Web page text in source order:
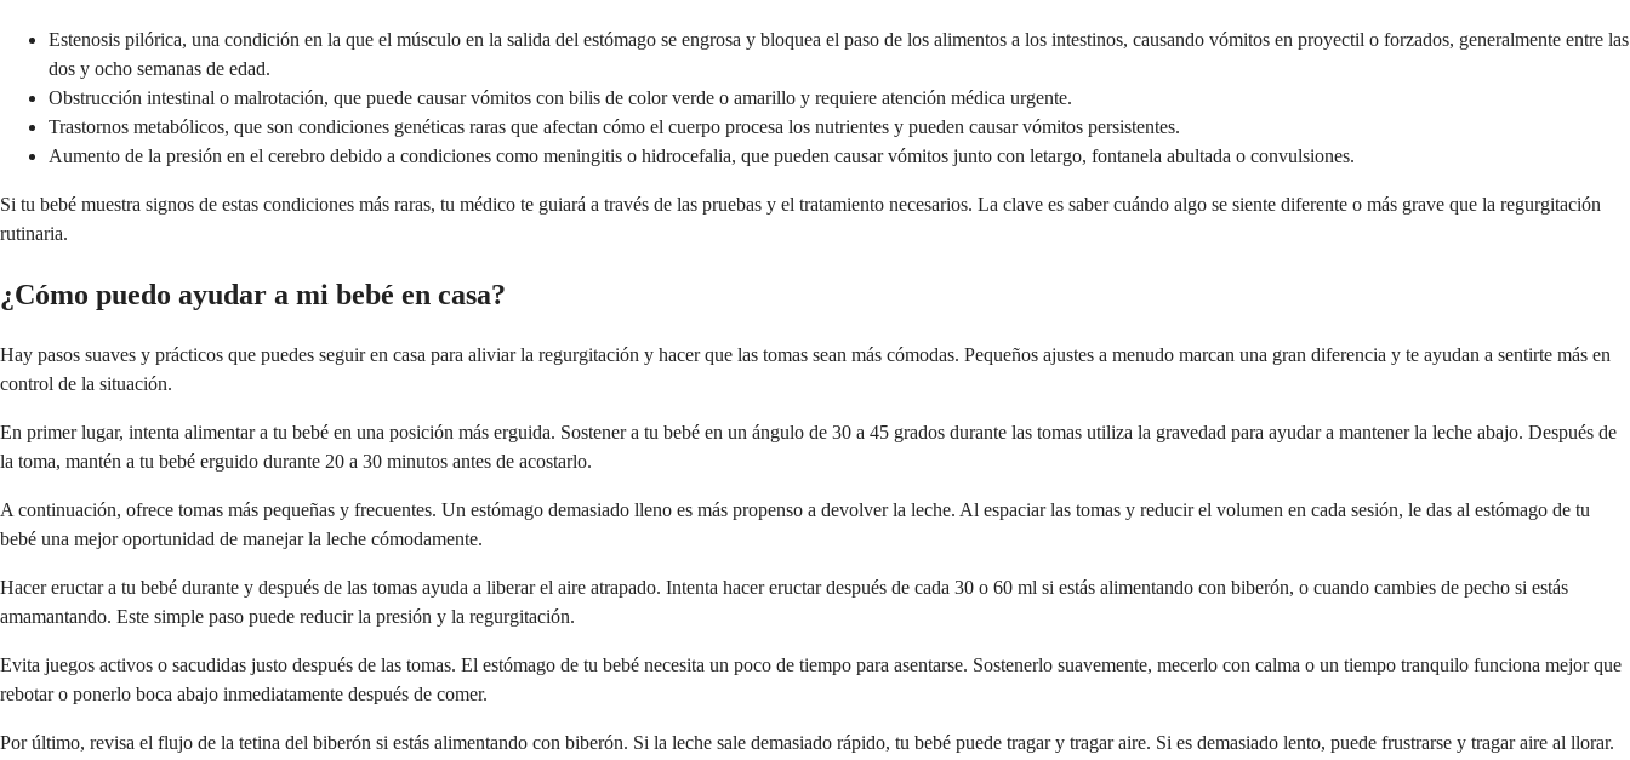
Estenosis pilórica, una condición en la que el músculo en la salida del estómago se engrosa y bloquea el paso de los alimentos a los intestinos, causando vómitos en proyectil o forzados, generalmente entre las
dos y ocho semanas de edad.
Obstrucción intestinal o malrotación, que puede causar vómitos con bilis de color verde o amarillo y requiere atención médica urgente.
Trastornos metabólicos, que son condiciones genéticas raras que afectan cómo el cuerpo procesa los nutrientes y pueden causar vómitos persistentes.
Aumento de la presión en el cerebro debido a condiciones como meningitis o hidrocefalia, que pueden causar vómitos junto con letargo, fontanela abultada o convulsiones.
Si tu bebé muestra signos de estas condiciones más raras, tu médico te guiará a través de las pruebas y el tratamiento necesarios. La clave es saber cuándo algo se siente diferente o más grave que la regurgitación
rutinaria.
¿Cómo puedo ayudar a mi bebé en casa?
Hay pasos suaves y prácticos que puedes seguir en casa para aliviar la regurgitación y hacer que las tomas sean más cómodas. Pequeños ajustes a menudo marcan una gran diferencia y te ayudan a sentirte más en
control de la situación.
En primer lugar, intenta alimentar a tu bebé en una posición más erguida. Sostener a tu bebé en un ángulo de 30 a 45 grados durante las tomas utiliza la gravedad para ayudar a mantener la leche abajo. Después de
la toma, mantén a tu bebé erguido durante 20 a 30 minutos antes de acostarlo.
A continuación, ofrece tomas más pequeñas y frecuentes. Un estómago demasiado lleno es más propenso a devolver la leche. Al espaciar las tomas y reducir el volumen en cada sesión, le das al estómago de tu
bebé una mejor oportunidad de manejar la leche cómodamente.
Hacer eructar a tu bebé durante y después de las tomas ayuda a liberar el aire atrapado. Intenta hacer eructar después de cada 30 o 60 ml si estás alimentando con biberón, o cuando cambies de pecho si estás
amamantando. Este simple paso puede reducir la presión y la regurgitación.
Evita juegos activos o sacudidas justo después de las tomas. El estómago de tu bebé necesita un poco de tiempo para asentarse. Sostenerlo suavemente, mecerlo con calma o un tiempo tranquilo funciona mejor que
rebotar o ponerlo boca abajo inmediatamente después de comer.
Por último, revisa el flujo de la tetina del biberón si estás alimentando con biberón. Si la leche sale demasiado rápido, tu bebé puede tragar y tragar aire. Si es demasiado lento, puede frustrarse y tragar aire al llorar.